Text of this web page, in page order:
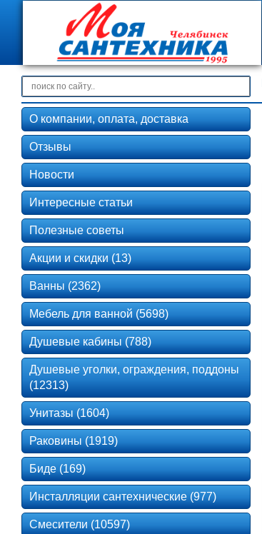
О компании, оплата, доставка
Отзывы
Новости
Интересные статьи
Полезные советы
Акции и скидки (13)
Ванны (2362)
Мебель для ванной (5698)
Душевые кабины (788)
Душевые уголки, ограждения, поддоны
(12313)
Унитазы (1604)
Раковины (1919)
Биде (169)
Инсталляции сантехнические (977)
Смесители (10597)